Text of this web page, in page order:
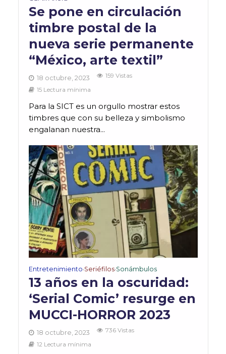
Se pone en circulación
timbre postal de la
nueva serie permanente
“México, arte textil”
18 octubre, 2023
159 Vistas
15 Lectura mínima
Para la SICT es un orgullo mostrar estos
timbres que con su belleza y simbolismo
engalanan nuestra...
Entretenimiento•Seriéfilos•Sonámbulos
13 años en la oscuridad:
‘Serial Comic’ resurge en
MUCCI-HORROR 2023
18 octubre, 2023
736 Vistas
12 Lectura mínima